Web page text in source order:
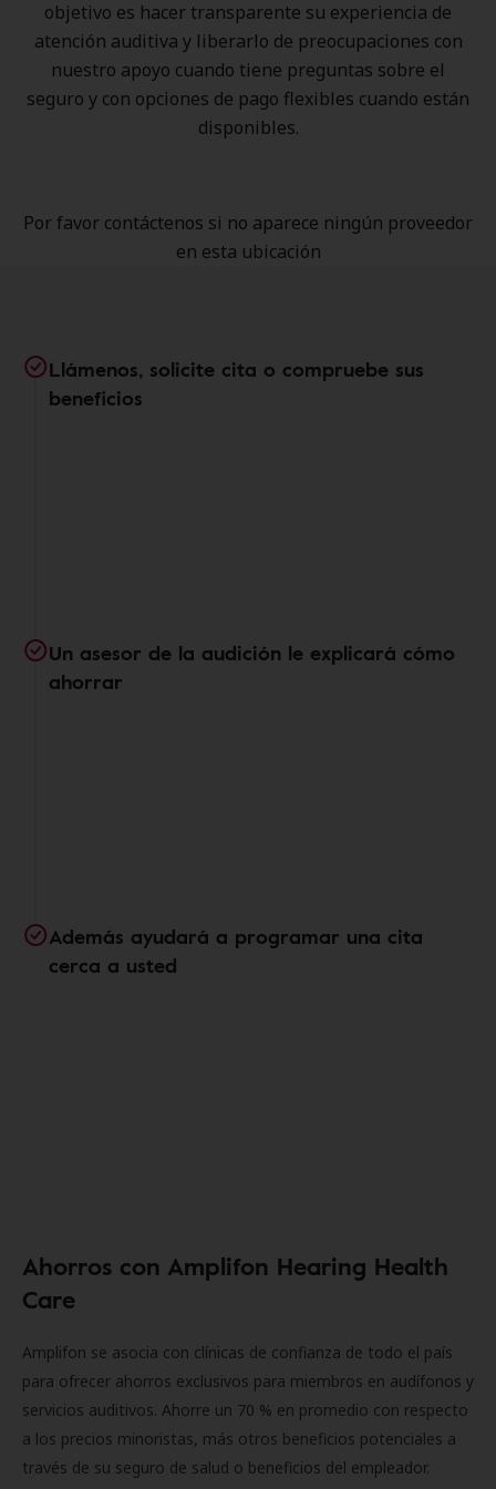
objetivo es hacer transparente su experiencia de
atención auditiva y liberarlo de preocupaciones con
nuestro apoyo cuando tiene preguntas sobre el
seguro y con opciones de pago flexibles cuando están
disponibles.
Por favor contáctenos si no aparece ningún proveedor
en esta ubicación
Llámenos, solicite cita o compruebe sus
beneficios
Un asesor de la audición le explicará cómo
ahorrar
Además ayudará a programar una cita
cerca a usted
Ahorros con Amplifon Hearing Health
Care
Amplifon se asocia con clínicas de confianza de todo el país
para ofrecer ahorros exclusivos para miembros en audífonos y
servicios auditivos. Ahorre un 70 % en promedio con respecto
a los precios minoristas, más otros beneficios potenciales a
través de su seguro de salud o beneficios del empleador.